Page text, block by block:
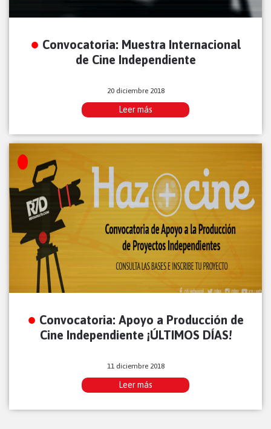
Convocatoria: Muestra Internacional
de Cine Independiente
20 diciembre 2018
Leer más
Convocatoria: Apoyo a Producción de
Cine Independiente ¡ÚLTIMOS DÍAS!
11 diciembre 2018
Leer más